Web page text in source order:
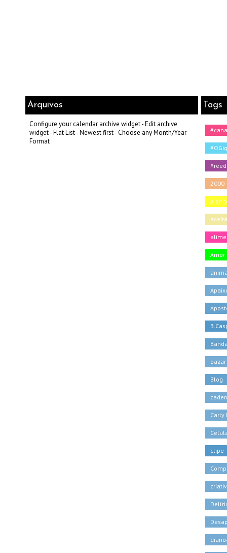
Arquivos
Configure your calendar archive widget - Edit archive
widget - Flat List - Newest first - Choose any Month/Year
Format
Tags
2000
A
Amor
bazar
Blog
Carly
clipe